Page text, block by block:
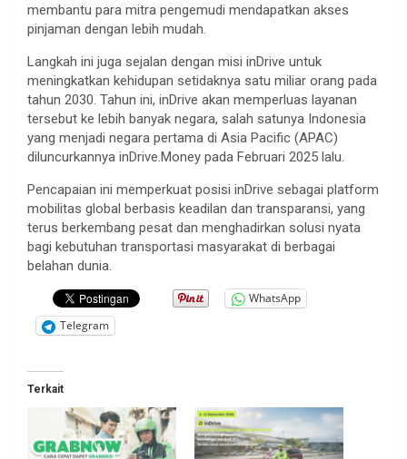
membantu para mitra pengemudi mendapatkan akses
pinjaman dengan lebih mudah.
Langkah ini juga sejalan dengan misi inDrive untuk
meningkatkan kehidupan setidaknya satu miliar orang pada
tahun 2030. Tahun ini, inDrive akan memperluas layanan
tersebut ke lebih banyak negara, salah satunya Indonesia
yang menjadi negara pertama di Asia Pacific (APAC)
diluncurkannya inDrive.Money pada Februari 2025 lalu.
Pencapaian ini memperkuat posisi inDrive sebagai platform
mobilitas global berbasis keadilan dan transparansi, yang
terus berkembang pesat dan menghadirkan solusi nyata
bagi kebutuhan transportasi masyarakat di berbagai
belahan dunia.
WhatsApp
Telegram
Terkait